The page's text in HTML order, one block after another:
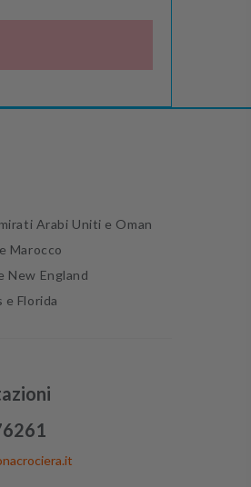
Arabi Uniti e Oman
Marocco
New England
e Florida